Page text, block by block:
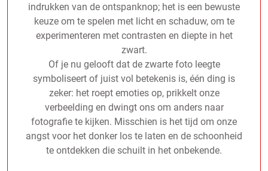
indrukken van de ontspanknop; het is een bewuste
keuze om te spelen met licht en schaduw, om te
experimenteren met contrasten en diepte in het
zwart.
Of je nu gelooft dat de zwarte foto leegte
symboliseert of juist vol betekenis is, één ding is
zeker: het roept emoties op, prikkelt onze
verbeelding en dwingt ons om anders naar
fotografie te kijken. Misschien is het tijd om onze
angst voor het donker los te laten en de schoonheid
te ontdekken die schuilt in het onbekende.